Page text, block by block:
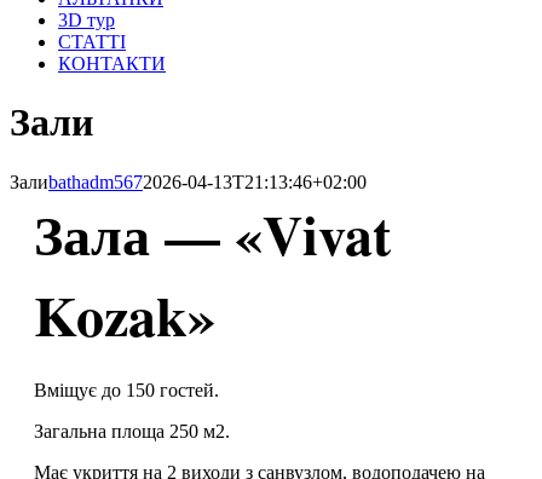
3D тур
СТАТТІ
КОНТАКТИ
Зали
Залиbathadm5672026-04-13T21:13:46+02:00
Зала — «Vivat
Kozak»
Вміщує до 150гостей.
Загальна площа 250 м2.
Має укриття на 2 виходи з санвузлом, водоподачею на